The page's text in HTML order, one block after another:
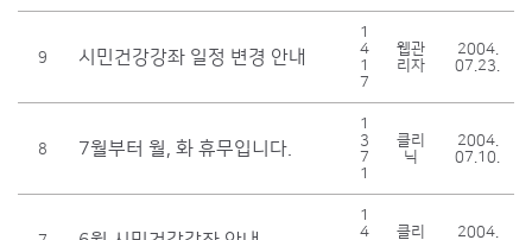
9 시민건강강좌 일정 변경 안내
1
4
1
7
웹관
리자
2004.
07.23.
8 7월부터 월, 화 휴무입니다.
1
3
7
1
클리
닉
2004.
07.10.
1
4
클리
2004.